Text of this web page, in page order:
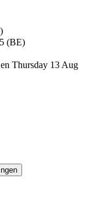
(BE)
Thursday 13 Aug